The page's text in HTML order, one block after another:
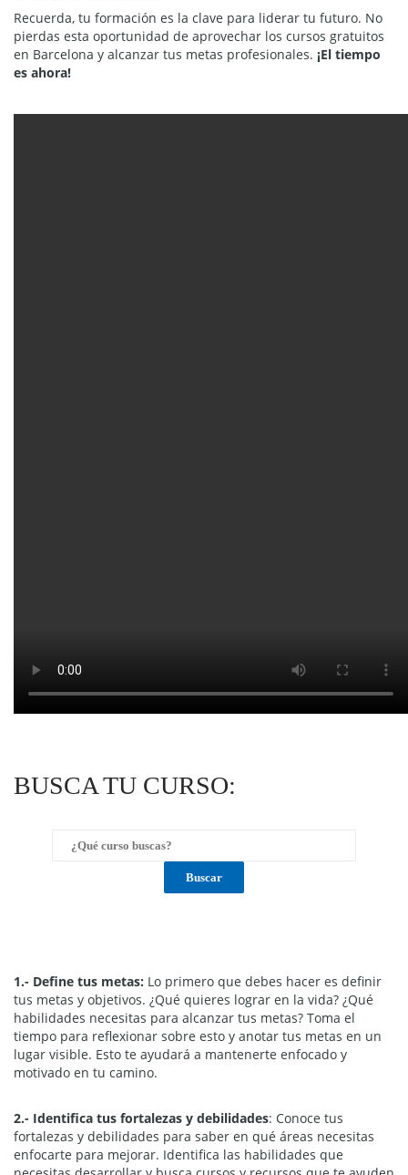
Recuerda, tu formación es la clave para liderar tu futuro. No
pierdas esta oportunidad de aprovechar los cursos gratuitos
en Barcelona y alcanzar tus metas profesionales. ¡El tiempo
es ahora!
BUSCA TU CURSO:
1.- Define tus metas: Lo primero que debes hacer es definir
tus metas y objetivos. ¿Qué quieres lograr en la vida? ¿Qué
habilidades necesitas para alcanzar tus metas? Toma el
tiempo para reflexionar sobre esto y anotar tus metas en un
lugar visible. Esto te ayudará a mantenerte enfocado y
motivado en tu camino.
2.- Identifica tus fortalezas y debilidades: Conoce tus
fortalezas y debilidades para saber en qué áreas necesitas
enfocarte para mejorar. Identifica las habilidades que